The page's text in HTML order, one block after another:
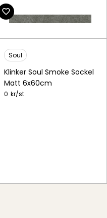
Soul
Klinker Soul Smoke Sockel
Matt 6x60cm
0 kr/st